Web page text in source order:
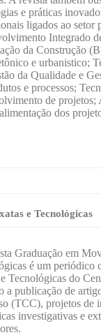
e práticas
ligados ao setor
Integrado
da Construção
e urbanistico;
da Qualidade e
e processos;
de projetos;
dos
e Tecnológicas
Graduação em
é um periódico
Tecnológicas do
a publicação de
(TCC), projetos de
investigativas e